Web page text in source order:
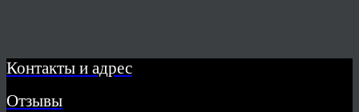
Контакты и адрес
Отзывы